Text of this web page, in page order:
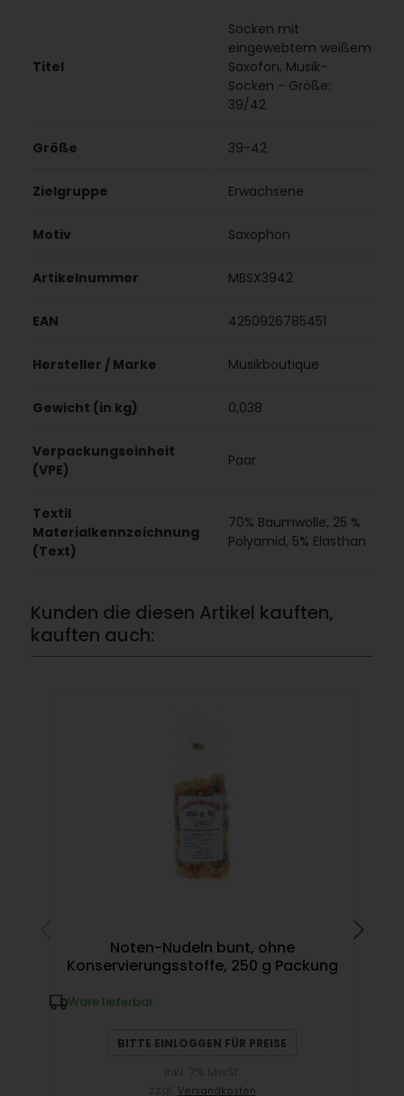
Titel
Socken mit
eingewebtem weißem
Saxofon, Musik-
Socken - Größe:
39/42
Größe 39-42
Zielgruppe Erwachsene
Motiv Saxophon
Artikelnummer MBSX3942
EAN 4250926785451
Hersteller / Marke Musikboutique
Gewicht (in kg) 0,038
Verpackungseinheit
(VPE)
Paar
Textil
Materialkennzeichnung
(Text)
70% Baumwolle, 25 %
Polyamid, 5% Elasthan
Kunden die diesen Artikel kauften,
kauften auch:
Noten-Nudeln bunt, ohne
Konservierungsstoffe, 250 g Packung
Ware lieferbar
BITTE EINLOGGEN FÜR PREISE
Versandkosten